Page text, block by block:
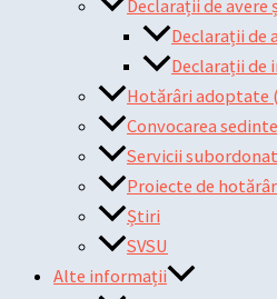
Declarații de avere
Declarații de
Declarații de
Hotărâri adoptate
Convocarea
Servicii
Proiecte de
Știri
SVSU
Alte informații